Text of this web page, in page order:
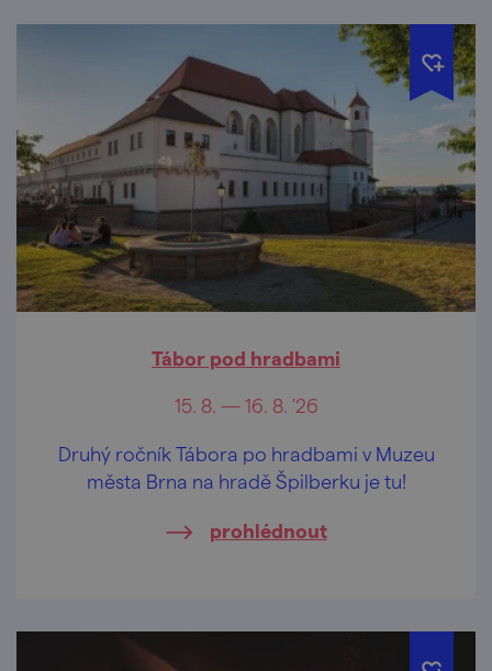
Tábor pod hradbami
15. 8. — 16. 8. '26
Druhý ročník Tábora po hradbami v Muzeu
města Brna na hradě Špilberku je tu!
prohlédnout